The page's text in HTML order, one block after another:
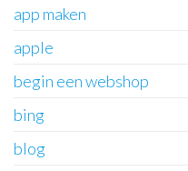
app maken
apple
begin een webshop
bing
blog